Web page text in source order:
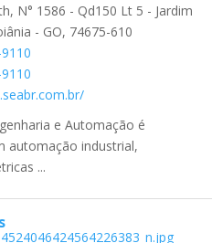
N° 1586 - Qd150 Lt 5 - Jardim
- GO, 74675-610
e Automação é
automação industrial,
...